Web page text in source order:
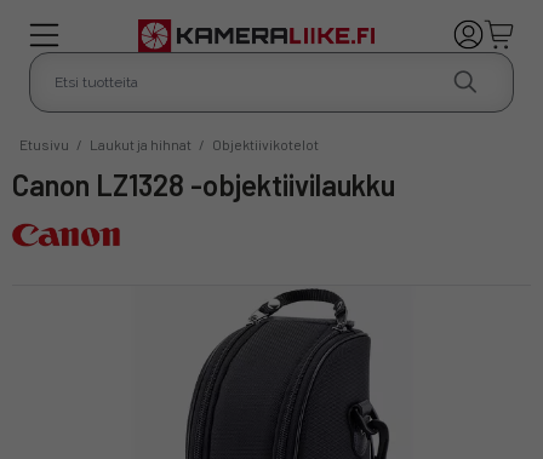
Etusivu / Laukut ja hihnat / Objektiivikotelot
Canon LZ1328 -objektiivilaukku